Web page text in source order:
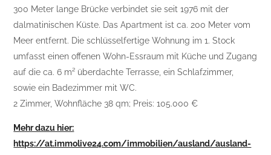
300 Meter lange Brücke verbindet sie seit 1976 mit der
dalmatinischen Küste. Das Apartment ist ca. 200 Meter vom
Meer entfernt. Die schlüsselfertige Wohnung im 1. Stock
umfasst einen offenen Wohn-Essraum mit Küche und Zugang
auf die ca. 6 m² überdachte Terrasse, ein Schlafzimmer,
sowie ein Badezimmer mit WC.
2 Zimmer, Wohnfläche 38 qm; Preis: 105.000 €
Mehr dazu hier:
https://at.immolive24.com/immobilien/ausland/ausland-